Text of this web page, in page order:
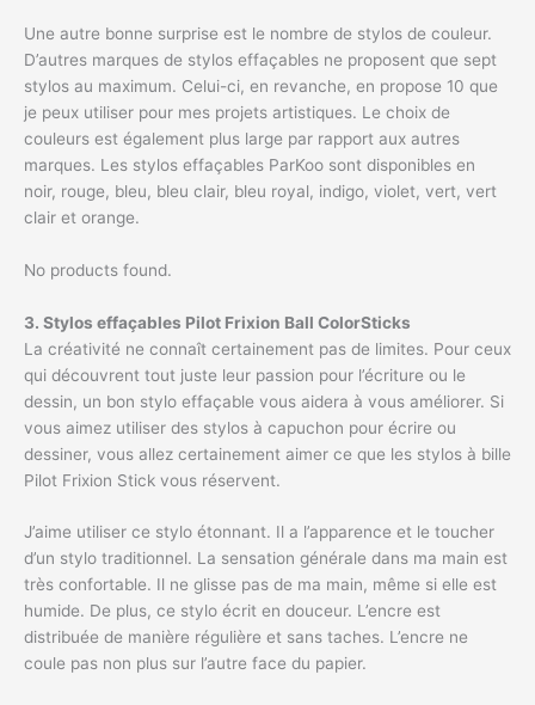
Une autre bonne surprise est le nombre de stylos de couleur.
D’autres marques de stylos effaçables ne proposent que sept
stylos au maximum. Celui-ci, en revanche, en propose 10 que
je peux utiliser pour mes projets artistiques. Le choix de
couleurs est également plus large par rapport aux autres
marques. Les stylos effaçables ParKoo sont disponibles en
noir, rouge, bleu, bleu clair, bleu royal, indigo, violet, vert, vert
clair et orange.
No products found.
3. Stylos effaçables Pilot Frixion Ball ColorSticks
La créativité ne connaît certainement pas de limites. Pour ceux
qui découvrent tout juste leur passion pour l’écriture ou le
dessin, un bon stylo effaçable vous aidera à vous améliorer. Si
vous aimez utiliser des stylos à capuchon pour écrire ou
dessiner, vous allez certainement aimer ce que les stylos à bille
Pilot Frixion Stick vous réservent.
J’aime utiliser ce stylo étonnant. Il a l’apparence et le toucher
d’un stylo traditionnel. La sensation générale dans ma main est
très confortable. Il ne glisse pas de ma main, même si elle est
humide. De plus, ce stylo écrit en douceur. L’encre est
distribuée de manière régulière et sans taches. L’encre ne
coule pas non plus sur l’autre face du papier.